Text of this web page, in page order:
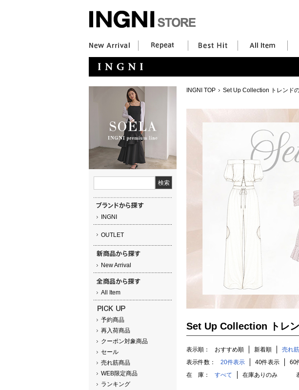
INGNI
OUTLET
New Arrival
All Item
予約商品
再入荷商品
クーポン対象商品
セール
売れ筋商品
WEB限定商品
ランキング
INGNI TOP Set Up Collection トレンド
Set Up Collection トレ
表示順： おすすめ順 新着順 売れ
表示件数：
20件表示 40件表示
60
在 庫：
すべて 在庫ありのみ